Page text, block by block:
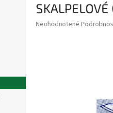
Priemerné
Neohodnotené